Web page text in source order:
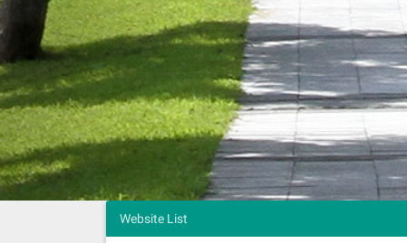
Website List